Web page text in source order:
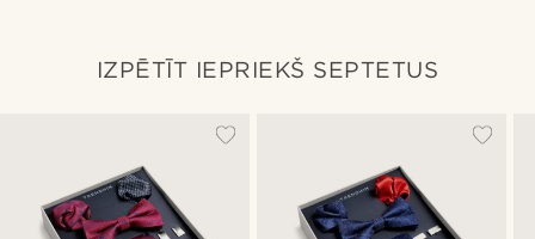
IZPĒTĪT IEPRIEKŠ SEPTETUS